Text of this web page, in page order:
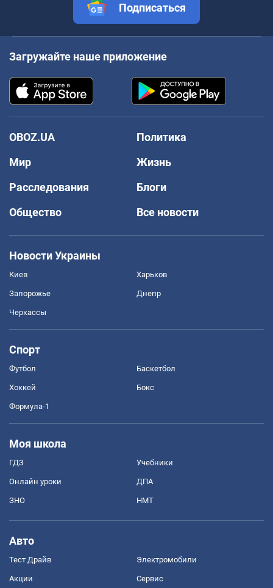
Подписаться
Загружайте наше приложение
OBOZ.UA
Политика
Мир
Жизнь
Расследования
Блоги
Общество
Все новости
Новости Украины
Киев Харьков
Запорожье Днепр
Черкассы
Спорт
Футбол Баскетбол
Хоккей Бокс
Формула-1
Моя школа
ГДЗ Учебники
Онлайн уроки ДПА
ЗНО НМТ
Авто
Тест Драйв Электромобили
Акции Сервис